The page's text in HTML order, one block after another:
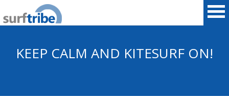
KEEP CALM AND KITESURF ON!